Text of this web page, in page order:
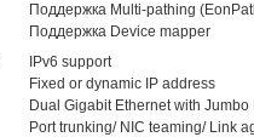
Поддержка Multi-pathing
Поддержка Device mapper
IPv6 support
Fixed or dynamic IP address
Dual Gigabit Ethernet with Jumbo
Port trunking/ NIC teaming/ Link